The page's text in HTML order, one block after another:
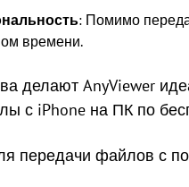
: Помимо
времени.
делают AnyViewer
с iPhone на ПК по
передачи файлов с